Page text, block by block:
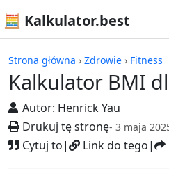
🧮 Kalkulator.best
Strona główna › Zdrowie › Fitness
Kalkulator BMI
Autor: Henrick Yau
Drukuj tę stronę- 3 maja
Cytuj to| Link do tego|
Kalkulatory